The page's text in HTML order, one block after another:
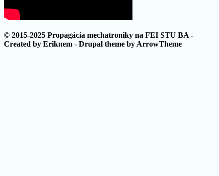
© 2015-2025 Propagácia mechatroniky na FEI STU BA -
Created by Eriknem - Drupal theme by ArrowTheme